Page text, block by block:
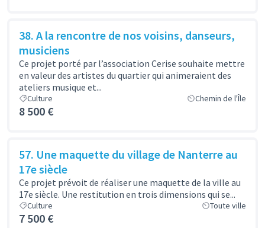
38. A la rencontre de nos voisins, danseurs,
musiciens
Ce projet porté par l’association Cerise souhaite mettre
en valeur des artistes du quartier qui animeraient des
ateliers musique et...
Culture Chemin de l'Île
8 500 €
57. Une maquette du village de Nanterre au
17e siècle
Ce projet prévoit de réaliser une maquette de la ville au
17e siècle. Une restitution en trois dimensions qui se...
Culture Toute ville
7 500 €